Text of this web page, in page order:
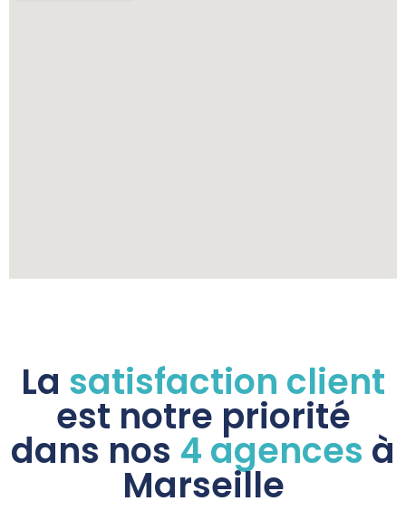
La satisfaction client
est notre priorité
dans nos 4 agences à
Marseille